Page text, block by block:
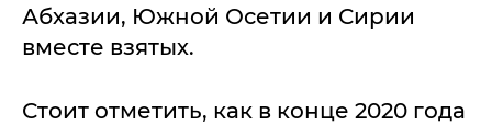
Абхазии, Южной Осетии и Сирии
вместе взятых.
Стоит отметить, как в конце 2020 года